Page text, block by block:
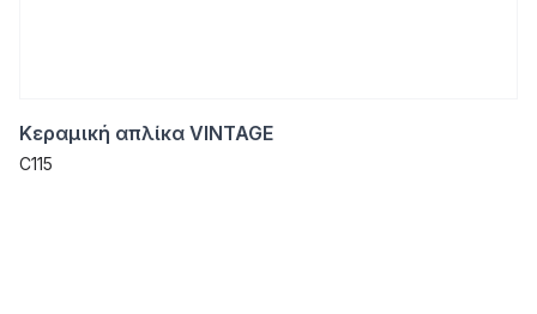
Κεραμική απλίκα VINTAGE
C115